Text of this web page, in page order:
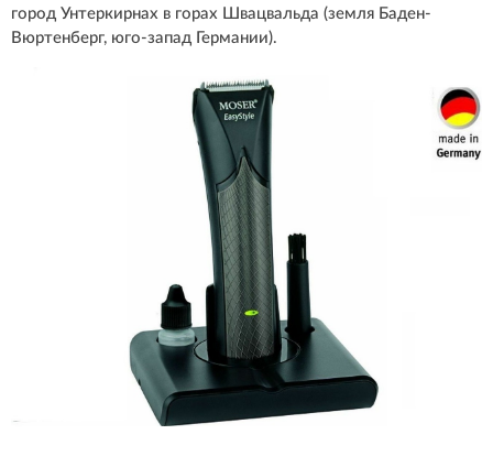
город Унтеркирнах в горах Швацвальда (земля Баден-
Вюртенберг, юго-запад Германии).